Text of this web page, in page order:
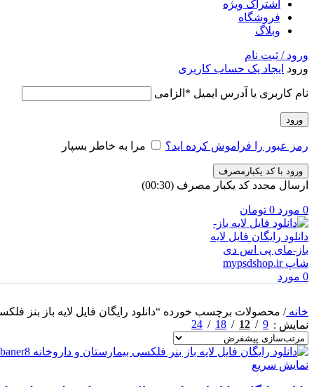
اشتراک ویژه
فروشگاه
وبلاگ
ورود / ثبت نام
ورود ایجاد یک حساب کاربری
نام کاربری یا آدرس ایمیل * الزامی
ورود
رمز عبور را فراموش کرده اید؟ مرا به خاطر بسپار
ورود با کد یکبارمصرف
ارسال مجدد کد یکبار مصرف (00:
30
)
0 مورد 0 تومان
0 مورد
خانه/ محصولات برچسب خورده “دانلود رایگان فایل لایه باز بنز
نمایش
9
12
18
24
نمایش سریع